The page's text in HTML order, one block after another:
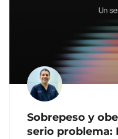
Sobrepeso y
serio problema: